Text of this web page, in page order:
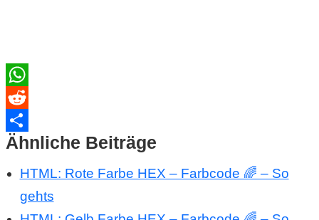
WhatsApp
Reddit
Teilen
Ähnliche Beiträge
HTML: Rote Farbe HEX – Farbcode 🌈 – So
gehts